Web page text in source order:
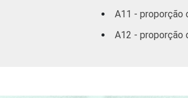
A11 - proporção
A12 - proporção